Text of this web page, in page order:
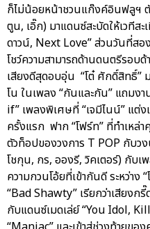
ก็ไม่น้อยหน้าชวนแก๊งค์อินฟลูฯ
ตูน, เอิ๊ก) มาแดนซ์สะบัดให้เวทีส
ดาวน์, Next Love” ส่วนวันที่สอ
โชว์ความสามารถด้านดนตรีรอ
เสียงดีสุดอบอุ่น “โต๋ ศักดิ์สิทธิ์”
โน ในเพลง “กันและกัน” แถมง
if” เพลงพิเศษที่ “เจมีไนน์” แต่
ครั้งแรก ฟาก “โฟร์ท” ที่ทำเห
ตัวท็อปของวงการ T POP กับว
โชกุน, กร, อองรี, วิคเตอร์) กับเ
ความกวนโอ้ยที่เข้ากันดี ระหว่าง
“Bad Shawty” เรียกว่าเสียงก
กับแดนซ์เมดเล่ย์ “You Idol,